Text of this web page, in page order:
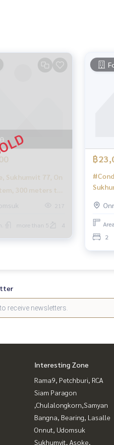
Sukhumvit 77, On
300 meters to
217
more than 5 4
฿
2
Interesting Zone
Rama9, Petchburi, RCA
Siam Paragon
,Chulalongkorn,Samyan
Bangna, Bearing, Lasalle
Onnut, Udomsuk
Sukhumvit, Asoke,